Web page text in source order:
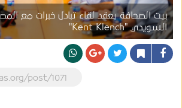
بيت الصحافة يعقد لقاء تبادل خبرات مع
السويدي "Kent Klench"
post/1071